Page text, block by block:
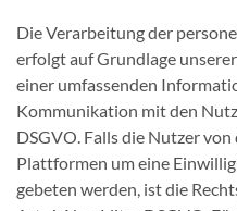
Die Verarbeitung der
erfolgt auf Grundlage
einer umfassenden
Kommunikation mit den
DSGVO. Falls die Nutzer
Plattformen um eine
gebeten werden, ist die